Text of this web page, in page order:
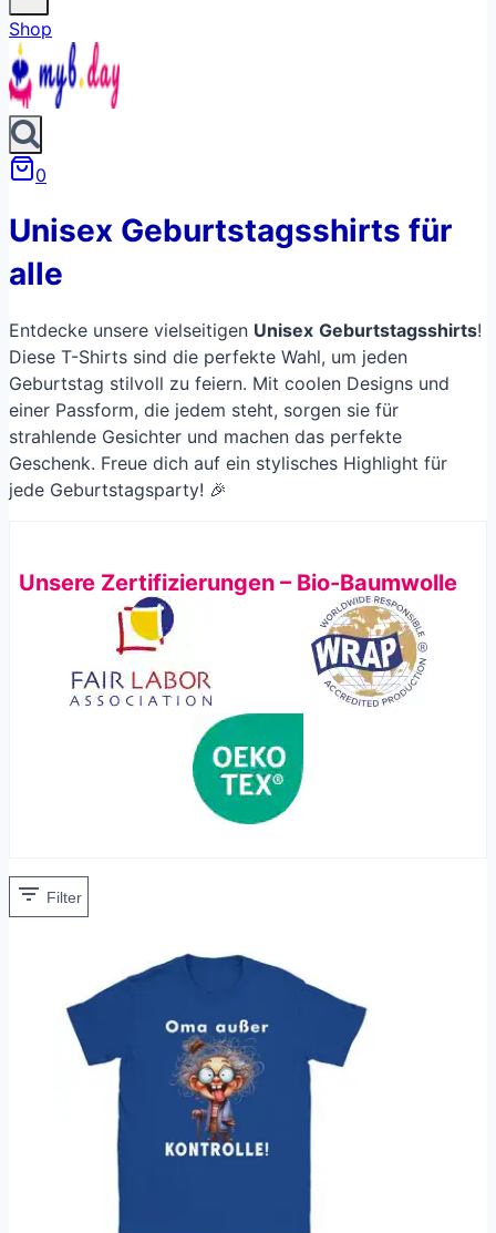
Shop
0
Unisex Geburtstagsshirts für
alle
Entdecke unsere vielseitigen Unisex Geburtstagsshirts!
Diese T-Shirts sind die perfekte Wahl, um jeden
Geburtstag stilvoll zu feiern. Mit coolen Designs und
einer Passform, die jedem steht, sorgen sie für
strahlende Gesichter und machen das perfekte
Geschenk. Freue dich auf ein stylisches Highlight für
jede Geburtstagsparty! 🎉
Unsere Zertifizierungen – Bio-Baumwolle
Filter